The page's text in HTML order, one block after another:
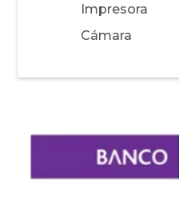
Impresora
Cámara